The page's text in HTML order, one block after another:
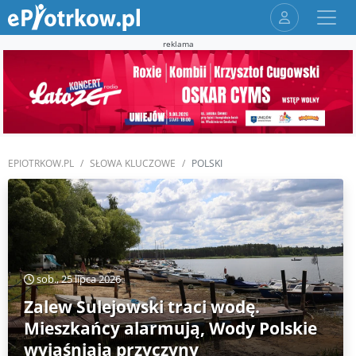
reklama
EPIOTRKOW.PL SŁOWA KLUCZOWE POLSKI
sob., 25 lipca 2026
Zalew Sulejowski traci wodę.
Mieszkańcy alarmują, Wody Polskie
wyjaśniają przyczyny